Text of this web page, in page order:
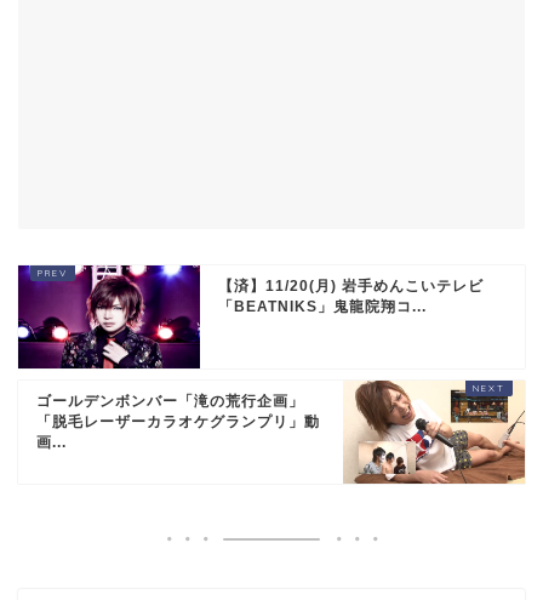
【済】11/20(月) 岩手めんこいテレビ
「BEATNIKS」鬼龍院翔コ...
ゴールデンボンバー「滝の荒行企画」
「脱毛レーザーカラオケグランプリ」動
画...